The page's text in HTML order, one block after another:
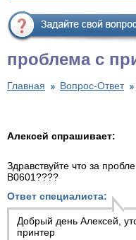
проблема с
Главная Вопрос-Ответ
Алексей спрашивает:
Здравствуйте что за
B0601????
Ответ специалиста:
Добрый день Алексей,
принтер